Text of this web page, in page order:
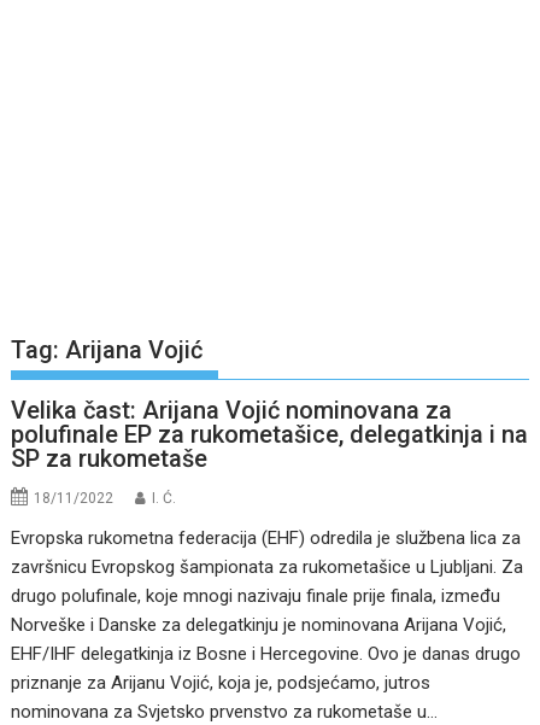
Tag:Arijana Vojić
Velika čast: Arijana Vojić nominovana za
polufinale EP za rukometašice, delegatkinja i na
SP za rukometaše
18/11/2022 I. Ć.
Evropska rukometna federacija (EHF) odredila je službena lica za
završnicu Evropskog šampionata za rukometašice u Ljubljani. Za
drugo polufinale, koje mnogi nazivaju finale prije finala, između
Norveške i Danske za delegatkinju je nominovana Arijana Vojić,
EHF/IHF delegatkinja iz Bosne i Hercegovine. Ovo je danas drugo
priznanje za Arijanu Vojić, koja je, podsjećamo, jutros
nominovana za Svjetsko prvenstvo za rukometaše u…